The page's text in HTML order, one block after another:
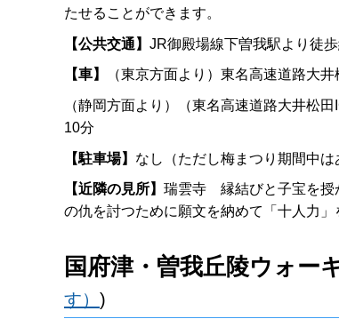
たせることができます。
【公共交通】 JR御殿場線下曽我駅より徒歩
【車】 （東京方面より）東名高速道路大
（静岡方面より）（東名高速道路大井松
10分
【駐車場】 なし（ただし梅まつり期間中は
【近隣の見所】 瑞雲寺 縁結びと子宝を授
の仇を討つために願文を納めて「十人力
国府津・曽我丘陵ウォー
す） )